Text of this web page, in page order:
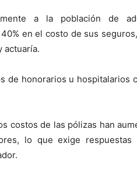
a la población de
en el costo de sus
actuaría.
de honorarios u hospitalarios
costos de las pólizas han
lo que exige respuestas